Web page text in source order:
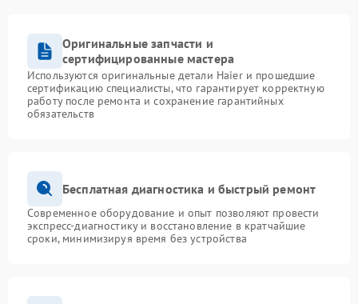
Оригинальные запчасти и
сертифицированные мастера
Используются оригинальные детали Haier и прошедшие
сертификацию специалисты, что гарантирует корректную
работу после ремонта и сохранение гарантийных
обязательств
Бесплатная диагностика и быстрый ремонт
Современное оборудование и опыт позволяют провести
экспресс-диагностику и восстановление в кратчайшие
сроки, минимизируя время без устройства